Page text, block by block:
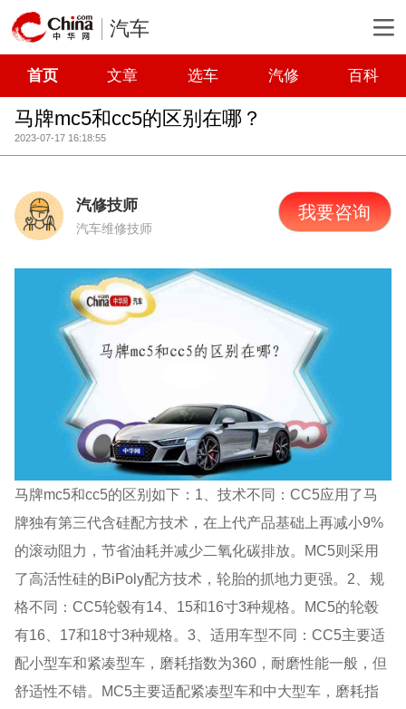
汽车
首页 文章 选车 汽修 百科
马牌mc5和cc5的区别在哪？
2023-07-17 16:18:55
汽修技师
汽车维修技师
我要咨询
马牌mc5和cc5的区别如下：1、技术不同：CC5应用了马
牌独有第三代含硅配方技术，在上代产品基础上再减小9%
的滚动阻力，节省油耗并减少二氧化碳排放。MC5则采用
了高活性硅的BiPoly配方技术，轮胎的抓地力更强。2、规
格不同：CC5轮毂有14、15和16寸3种规格。MC5的轮毂
有16、17和18寸3种规格。3、适用车型不同：CC5主要适
配小型车和紧凑型车，磨耗指数为360，耐磨性能一般，但
舒适性不错。MC5主要适配紧凑型车和中大型车，磨耗指